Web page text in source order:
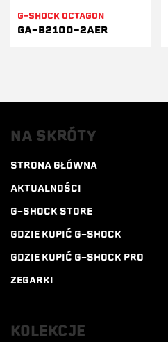
G-SHOCK OCTAGON
GA-B2100-2AER
NA SKRÓTY
STRONA GŁÓWNA
AKTUALNOŚCI
G-SHOCK STORE
GDZIE KUPIĆ G-SHOCK
GDZIE KUPIĆ G-SHOCK PRO
ZEGARKI
KOLEKCJE